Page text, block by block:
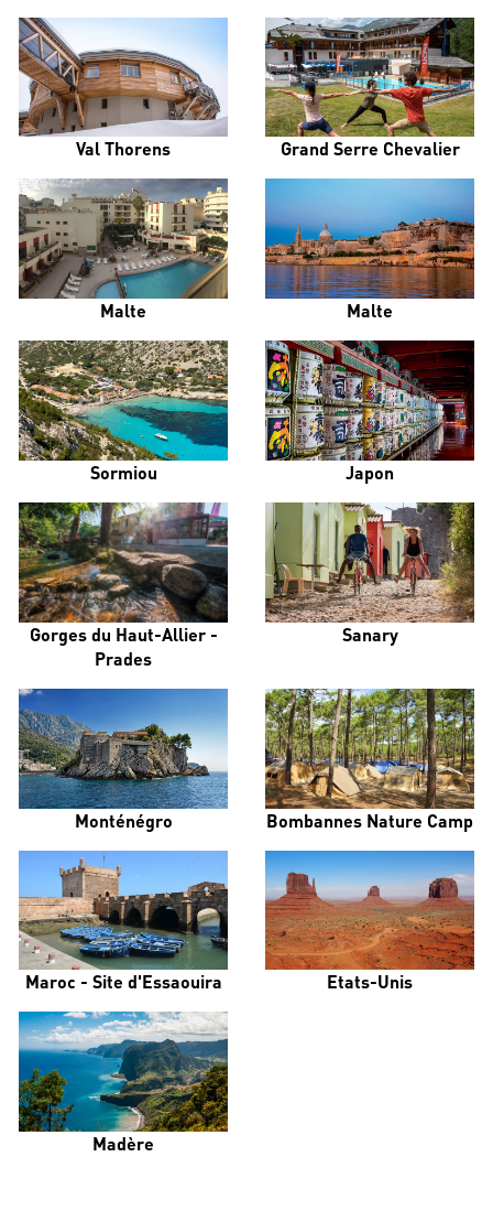
Val Thorens Grand Serre Chevalier
Malte Malte
Sormiou Japon
Gorges du Haut-Allier -
Prades
Sanary
Monténégro Bombannes Nature Camp
Maroc - Site d'Essaouira Etats-Unis
Madère